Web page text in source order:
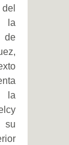
la
de
la